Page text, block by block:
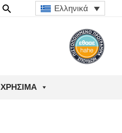
Ελληνικά
ΧΡΉΣΙΜΑ